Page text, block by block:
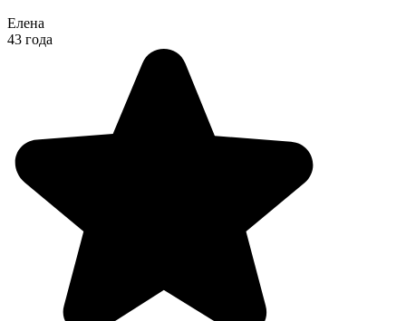
Елена
43 года